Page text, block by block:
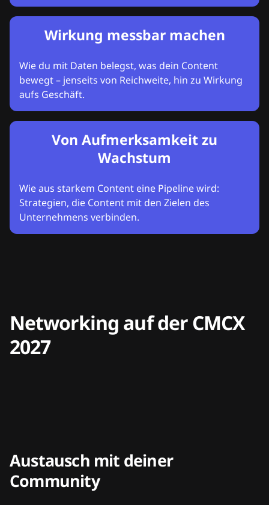
Wirkung messbar machen
Wie du mit Daten belegst, was dein Content
bewegt – jenseits von Reichweite, hin zu Wirkung
aufs Geschäft.
Von Aufmerksamkeit zu
Wachstum
Wie aus starkem Content eine Pipeline wird:
Strategien, die Content mit den Zielen des
Unternehmens verbinden.
Networking auf der CMCX
2027
Austausch mit deiner
Community